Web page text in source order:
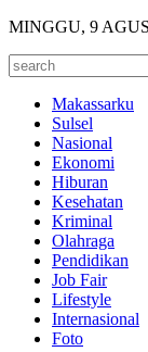
MINGGU, 9
Makassarku
Sulsel
Nasional
Ekonomi
Hiburan
Kesehatan
Kriminal
Olahraga
Pendidikan
Job Fair
Lifestyle
Internasional
Foto